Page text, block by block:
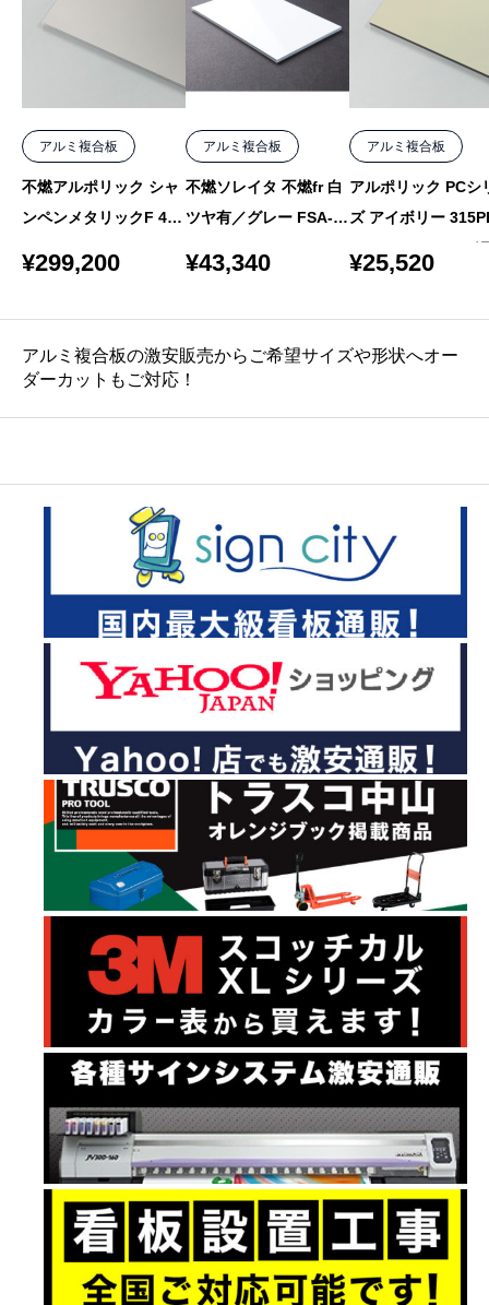
アルミ複合板
不燃アルポリック シャ
ンペンメタリックF 403
50 10枚
¥299,200
アルミ複合板
不燃ソレイタ 不燃fr 白
ツヤ有／グレー FSA-3
¥43,340
アルミ複合板
アルポリック PCシ
ズ アイボリー
mm 1000×2000 バ
¥25,520
アルミ複合板の激安販売からご希望サイズや形状へオー
ダーカットもご対応！